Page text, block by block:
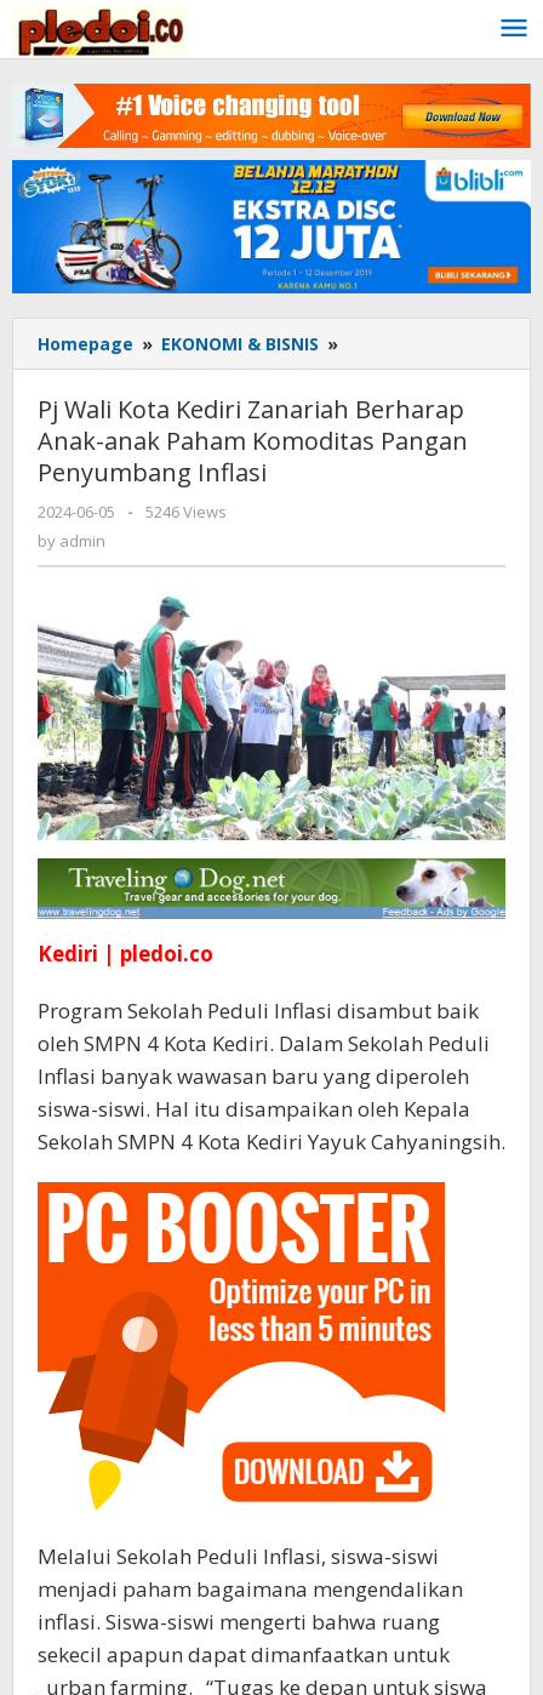
content
Homepage » EKONOMI & BISNIS »
Wali
Kediri
Zanariah
Komoditas
Pj Wali Kota Kediri Zanariah Berharap
Anak-anak Paham Komoditas Pangan
Penyumbang Inflasi
2024-06-05
by
-
5246 Views
by admin
Kediri | pledoi.co
Program Sekolah Peduli Inflasi disambut baik
oleh SMPN 4 Kota Kediri. Dalam Sekolah Peduli
Inflasi banyak wawasan baru yang diperoleh
siswa-siswi. Hal itu disampaikan oleh Kepala
Sekolah SMPN 4 Kota Kediri Yayuk Cahyaningsih.
Melalui Sekolah Peduli Inflasi, siswa-siswi
menjadi paham bagaimana mengendalikan
inflasi. Siswa-siswi mengerti bahwa ruang
sekecil apapun dapat dimanfaatkan untuk
_urban farming._ “Tugas ke depan untuk siswa